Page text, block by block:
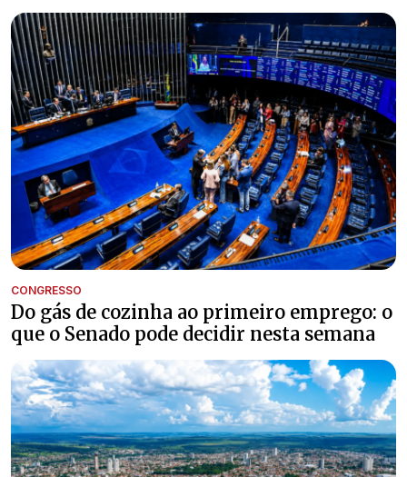
CONGRESSO
Do gás de cozinha ao primeiro emprego: o
que o Senado pode decidir nesta semana